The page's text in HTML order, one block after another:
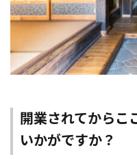
開業されてからこ
いかがですか？